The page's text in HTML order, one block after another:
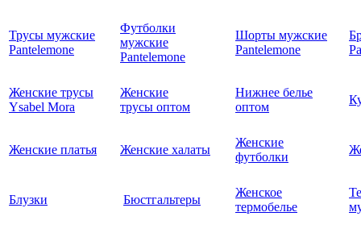
Трусы мужские
Pantelemone
Футболки
мужские
Pantelemone
Шорты мужские
Pantelemone
Женские трусы
Ysabel Mora
Женские
трусы оптом
Нижнее белье
оптом
Женские платья Женские халаты
Женские
футболки
Блузки Бюстгальтеры
Женское
термобелье